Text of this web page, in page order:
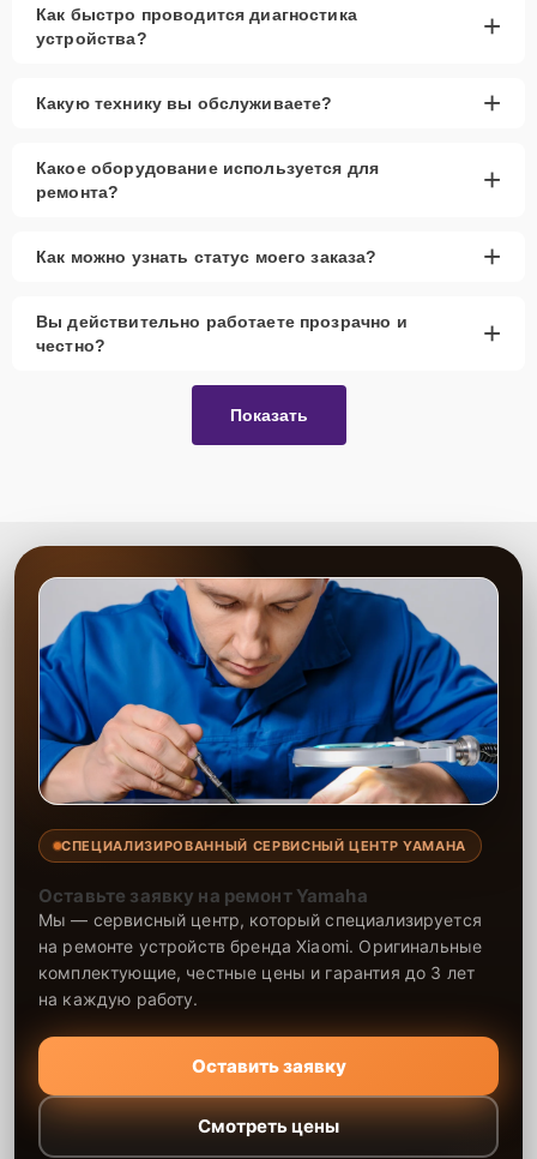
Как быстро проводится диагностика
устройства?
+
Какую технику вы обслуживаете? +
Какое оборудование используется для
ремонта?
+
Как можно узнать статус моего заказа? +
Вы действительно работаете прозрачно и
честно?
+
Показать
СПЕЦИАЛИЗИРОВАННЫЙ СЕРВИСНЫЙ ЦЕНТР YAMAHA
Оставьте заявку на ремонт Yamaha
Мы — сервисный центр, который специализируется
на ремонте устройств бренда Xiaomi. Оригинальные
комплектующие, честные цены и гарантия до 3 лет
на каждую работу.
Оставить заявку
Смотреть цены